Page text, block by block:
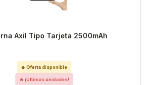
Axil Tipo Tarjeta 2500mAh
🔥 Oferta disponible
🔥 ¡Últimas unidades!